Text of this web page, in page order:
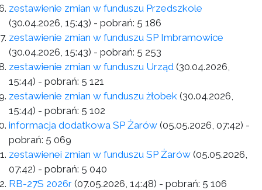
zestawienie zmian w funduszu Przedszkole
(30.04.2026, 15:43) - pobrań: 5 186
zestawienie zmian w funduszu SP Imbramowice
(30.04.2026, 15:43) - pobrań: 5 253
zestawienie zmian w funduszu Urząd (30.04.2026,
15:44) - pobrań: 5 121
zestawienie zmian w funduszu żłobek (30.04.2026,
15:44) - pobrań: 5 102
informacja dodatkowa SP Żarów (05.05.2026, 07:42) -
pobrań: 5 069
zestawienei zmian w funduszu SP Żarów (05.05.2026,
07:42) - pobrań: 5 040
RB-27S 2026r (07.05.2026, 14:48) - pobrań: 5 106